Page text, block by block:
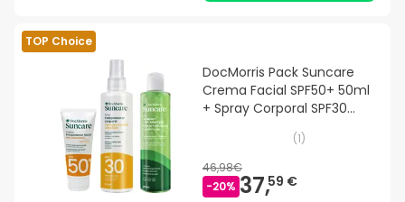
TOP Choice
DocMorris Pack Suncare
Crema Facial SPF50+ 50ml
+ Spray Corporal SPF30
(1)
46,98€
-20% 37,59 €